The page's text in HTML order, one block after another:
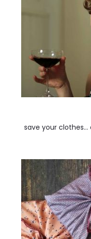
save your clothes…